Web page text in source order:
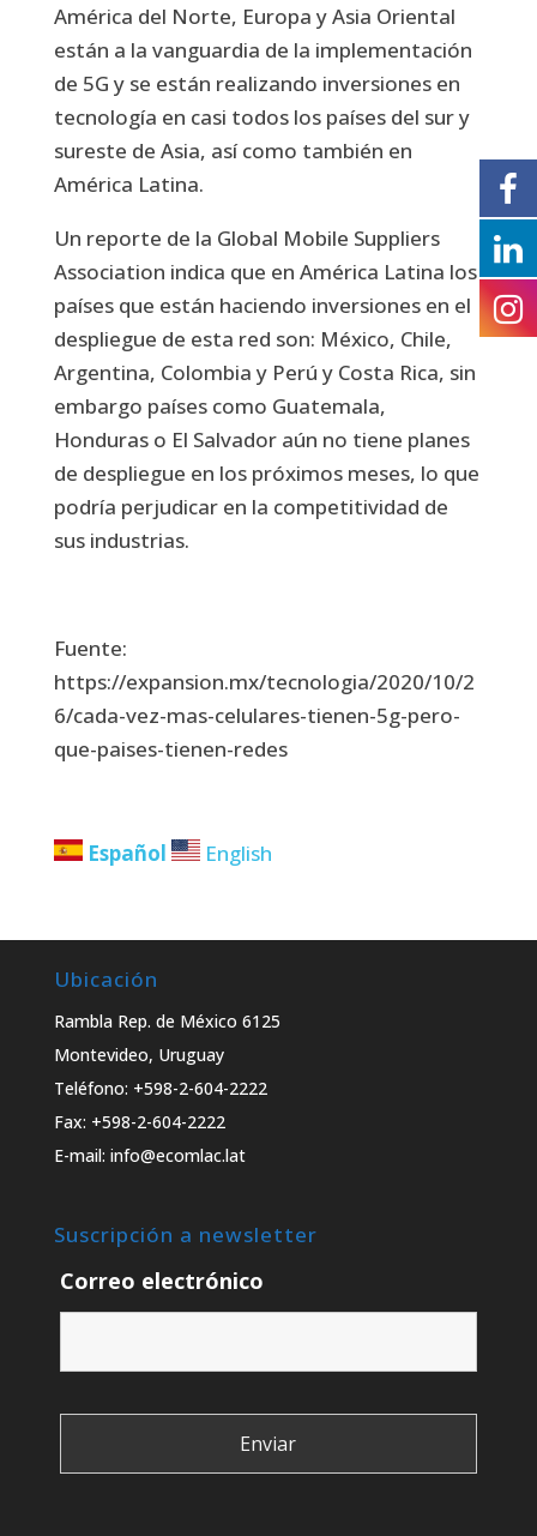
América del Norte, Europa y Asia Oriental
están a la vanguardia de la implementación
de 5G y se están realizando inversiones en
tecnología en casi todos los países del sur y
sureste de Asia, así como también en
América Latina.
Un reporte de la Global Mobile Suppliers
Association indica que en América Latina los
países que están haciendo inversiones en el
despliegue de esta red son: México, Chile,
Argentina, Colombia y Perú y Costa Rica, sin
embargo países como Guatemala,
Honduras o El Salvador aún no tiene planes
de despliegue en los próximos meses, lo que
podría perjudicar en la competitividad de
sus industrias.
Fuente:
https://expansion.mx/tecnologia/2020/10/2
6/cada-vez-mas-celulares-tienen-5g-pero-
que-paises-tienen-redes
Español English
Ubicación
Rambla Rep. de México 6125
Montevideo, Uruguay
Teléfono: +598-2-604-2222
Fax: +598-2-604-2222
E-mail: info@ecomlac.lat
Suscripción a newsletter
Correo electrónico